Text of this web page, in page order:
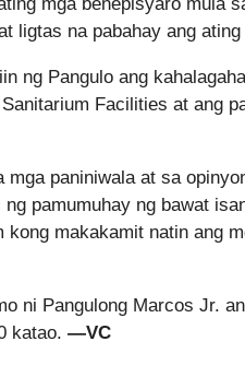
mga benepisyaro mula
ligtas na pabahay ang
ng Pangulo ang
Facilities at ang
mga paniniwala at sa
pamumuhay ng bawat
makakamit natin ang
ni Pangulong Marcos Jr.
katao. —VC